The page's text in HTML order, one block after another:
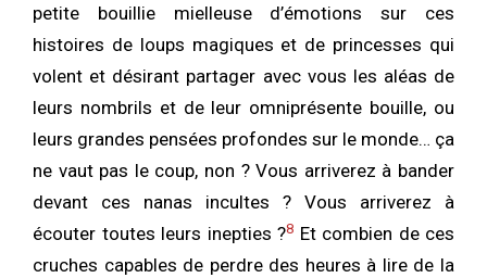
petite bouillie mielleuse d’émotions sur ces
histoires de loups magiques et de princesses qui
volent et désirant partager avec vous les aléas de
leurs nombrils et de leur omniprésente bouille, ou
leurs grandes pensées profondes sur le monde… ça
ne vaut pas le coup, non ? Vous arriverez à bander
devant ces nanas incultes ? Vous arriverez à
écouter toutes leurs inepties ?8 Et combien de ces
cruches capables de perdre des heures à lire de la